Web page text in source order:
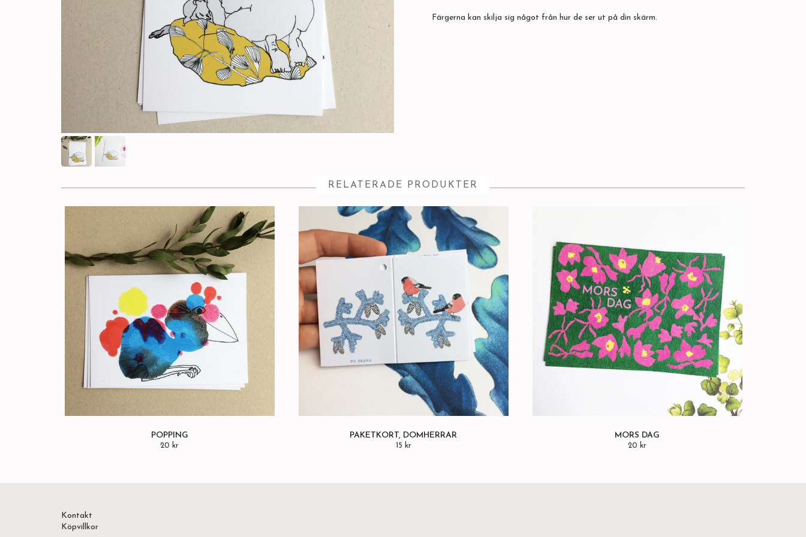
Färgerna kan skilja sig något från hur de ser ut på din skärm.
RELATERADE PRODUKTER
POPPING
20 kr
PAKETKORT, DOMHERRAR
15 kr
MORS DAG
20 kr
Kontakt
Köpvillkor